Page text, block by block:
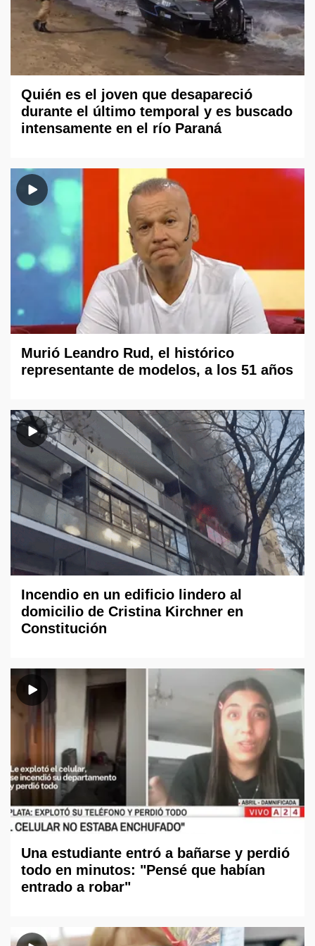
Quién es el joven que desapareció
durante el último temporal y es buscado
intensamente en el río Paraná
Murió Leandro Rud, el histórico
representante de modelos, a los 51 años
Incendio en un edificio lindero al
domicilio de Cristina Kirchner en
Constitución
Una estudiante entró a bañarse y perdió
todo en minutos: "Pensé que habían
entrado a robar"